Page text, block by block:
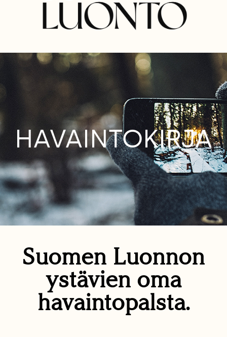
HAVAINTOKIRJA
Suomen Luonnon
ystävien oma
havaintopalsta.